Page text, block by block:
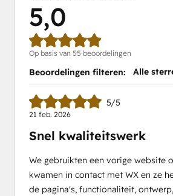
5,0
Op basis van 55 beoordelingen
Beoordelingen filteren:
Alle
5/5
21 feb. 2026
Snel kwaliteitswerk
We gebruikten een vorige website
kwamen in contact met WX en ze
de pagina's, functionaliteit,